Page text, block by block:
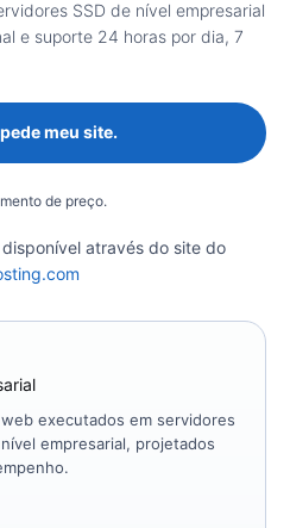
SSD de nível empresarial
e suporte 24 horas por dia, 7
meu site.
de preço.
através do site do
executados em servidores
empresarial, projetados